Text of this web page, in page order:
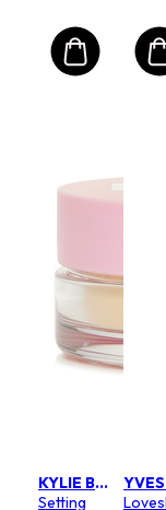
KYLIE BY KYLIE JENNER
Setting